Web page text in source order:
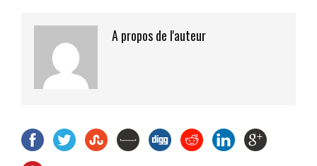
A propos de l'auteur